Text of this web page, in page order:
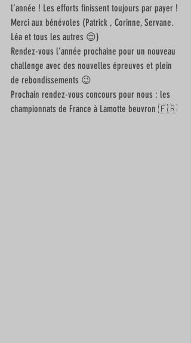
l’année ! Les efforts finissent toujours par payer !
Merci aux bénévoles (Patrick , Corinne, Servane.
Léa et tous les autres 😌)
Rendez-vous l’année prochaine pour un nouveau
challenge avec des nouvelles épreuves et plein
de rebondissements 😉
Prochain rendez-vous concours pour nous : les
championnats de France à Lamotte beuvron 🇫🇷